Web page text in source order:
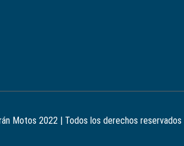
Motos 2022 | Todos los derechos reservados